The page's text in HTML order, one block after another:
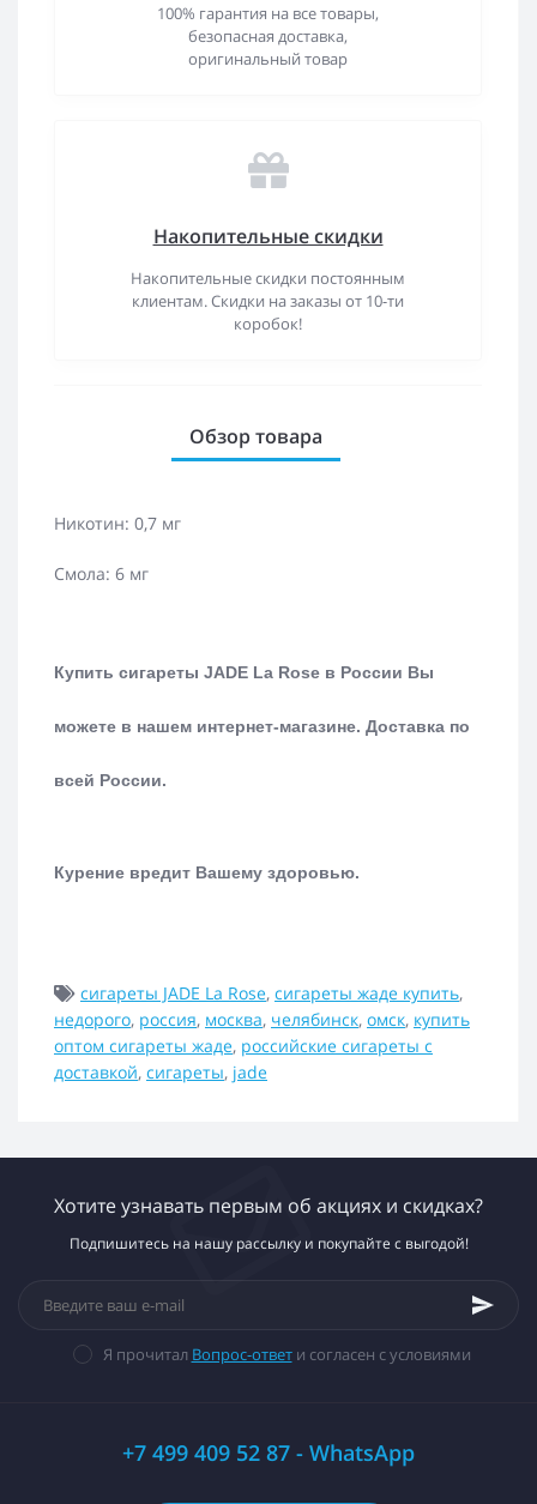
100% гарантия на все товары,
безопасная доставка,
оригинальный товар
Накопительные скидки
Накопительные скидки постоянным
клиентам. Скидки на заказы от 10-ти
коробок!
Обзор товара
Никотин: 0,7 мг
Смола: 6 мг
Купить сигареты JADE La Rose в России Вы
можете в нашем интернет-магазине. Доставка по
всей России.
Курение вредит Вашему здоровью.
сигареты JADE La Rose, сигареты жаде купить,
недорого, россия, москва, челябинск, омск, купить
оптом сигареты жаде, российские сигареты с
доставкой, сигареты, jade
Хотите узнавать первым об акциях и скидках?
Подпишитесь на нашу рассылку и покупайте с выгодой!
Я прочитал Вопрос-ответи согласен с условиями
+7 499 409 52 87 - WhatsApp